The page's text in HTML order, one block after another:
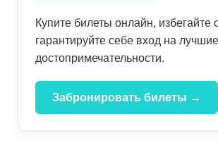
Купите билеты онлайн, избегайте
гарантируйте себе вход на лучшие
достопримечательности.
Забронировать билеты →